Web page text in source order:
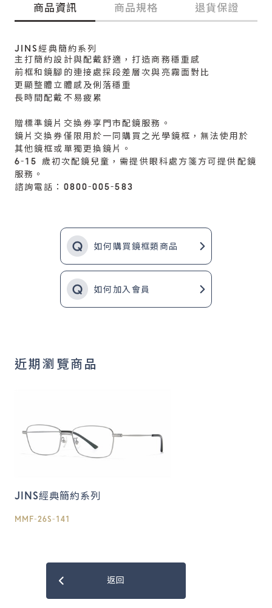
商品資訊 商品規格 退貨保證
JINS經典簡約系列
主打簡約設計與配戴舒適，打造商務穩重感
前框和鏡腳的連接處採段差層次與亮霧面對比
更顯整體立體感及俐落穩重
長時間配戴不易疲累
贈標準鏡片交換券享門市配鏡服務。
鏡片交換券僅限用於一同購買之光學鏡框，無法使用於
其他鏡框或單獨更換鏡片。
6-15 歲初次配鏡兒童，需提供眼科處方箋方可提供配鏡
服務。
諮詢電話：0800-005-583
如何購買鏡框類商品
如何加入會員
近期瀏覽商品
JINS經典簡約系列
MMF-26S-141
返回